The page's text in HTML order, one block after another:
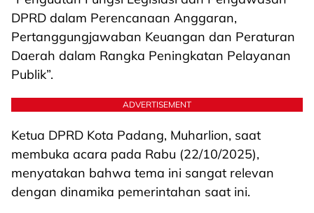
DPRD dalam Perencanaan Anggaran,
Pertanggungjawaban Keuangan dan Peraturan
Daerah dalam Rangka Peningkatan Pelayanan
Publik”.
ADVERTISEMENT
Ketua DPRD Kota Padang, Muharlion, saat
membuka acara pada Rabu (22/10/2025),
menyatakan bahwa tema ini sangat relevan
dengan dinamika pemerintahan saat ini.